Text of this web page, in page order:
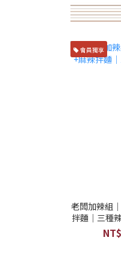
會員獨享
老闆加辣組
拌麵｜三種